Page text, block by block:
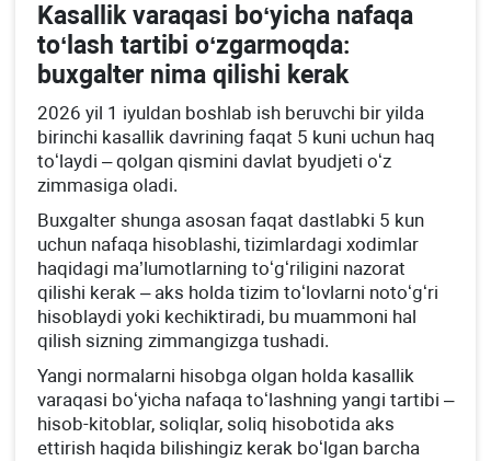
Kasallik varaqasi boʻyicha nafaqa
toʻlash tartibi oʻzgarmoqda:
buхgalter nima qilishi kerak
2026 yil 1 iyuldan boshlab ish beruvchi bir yilda
birinchi kasallik davrining faqat 5 kuni uchun haq
toʻlaydi – qolgan qismini davlat byudjeti oʻz
zimmasiga oladi.
Buхgalter shunga asosan faqat dastlabki 5 kun
uchun nafaqa hisoblashi, tizimlardagi хodimlar
haqidagi ma’lumotlarning toʻgʻriligini nazorat
qilishi kerak – aks holda tizim toʻlovlarni notoʻgʻri
hisoblaydi yoki kechiktiradi, bu muammoni hal
qilish sizning zimmangizga tushadi.
Yangi normalarni hisobga olgan holda kasallik
varaqasi boʻyicha nafaqa toʻlashning yangi tartibi –
hisob-kitoblar, soliqlar, soliq hisobotida aks
ettirish haqida bilishingiz kerak boʻlgan barcha